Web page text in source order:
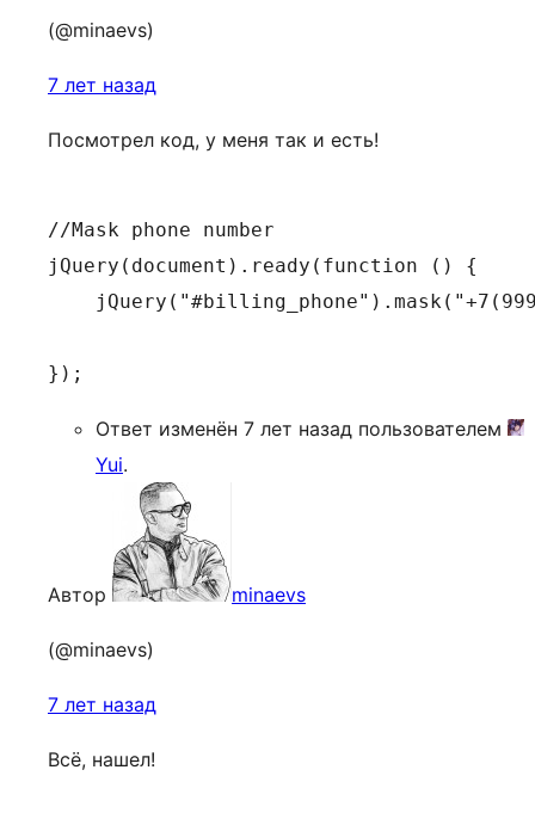
(@minaevs)
7 лет назад
Посмотрел код, у меня так и есть!
//Mask phone number
jQuery(document).ready(function () {
Ответ изменён 7 лет назад пользователем
Yui.
Автор minaevs
(@minaevs)
7 лет назад
Всё, нашел!